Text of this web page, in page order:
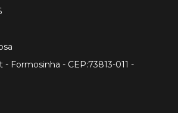
- Formosinha - CEP:73813-011 -